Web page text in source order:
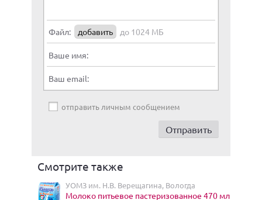
Файл: добавить до 1024 МБ
Ваше имя:
Ваш email:
отправить личным сообщением
Смотрите также
УОМЗ им. Н.В. Верещагина, Вологда
Молоко питьевое пастеризованное 470 мл